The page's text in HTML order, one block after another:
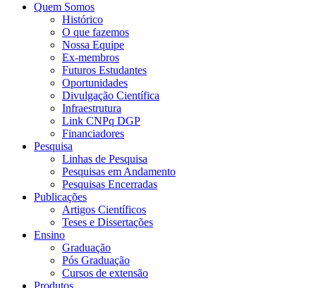
Quem Somos
Histórico
O que fazemos
Nossa Equipe
Ex-membros
Futuros Estudantes
Oportunidades
Divulgação Científica
Infraestrutura
Link CNPq DGP
Financiadores
Pesquisa
Linhas de Pesquisa
Pesquisas em Andamento
Pesquisas Encerradas
Publicações
Artigos Científicos
Teses e Dissertações
Ensino
Graduação
Pós Graduação
Cursos de extensão
Produtos